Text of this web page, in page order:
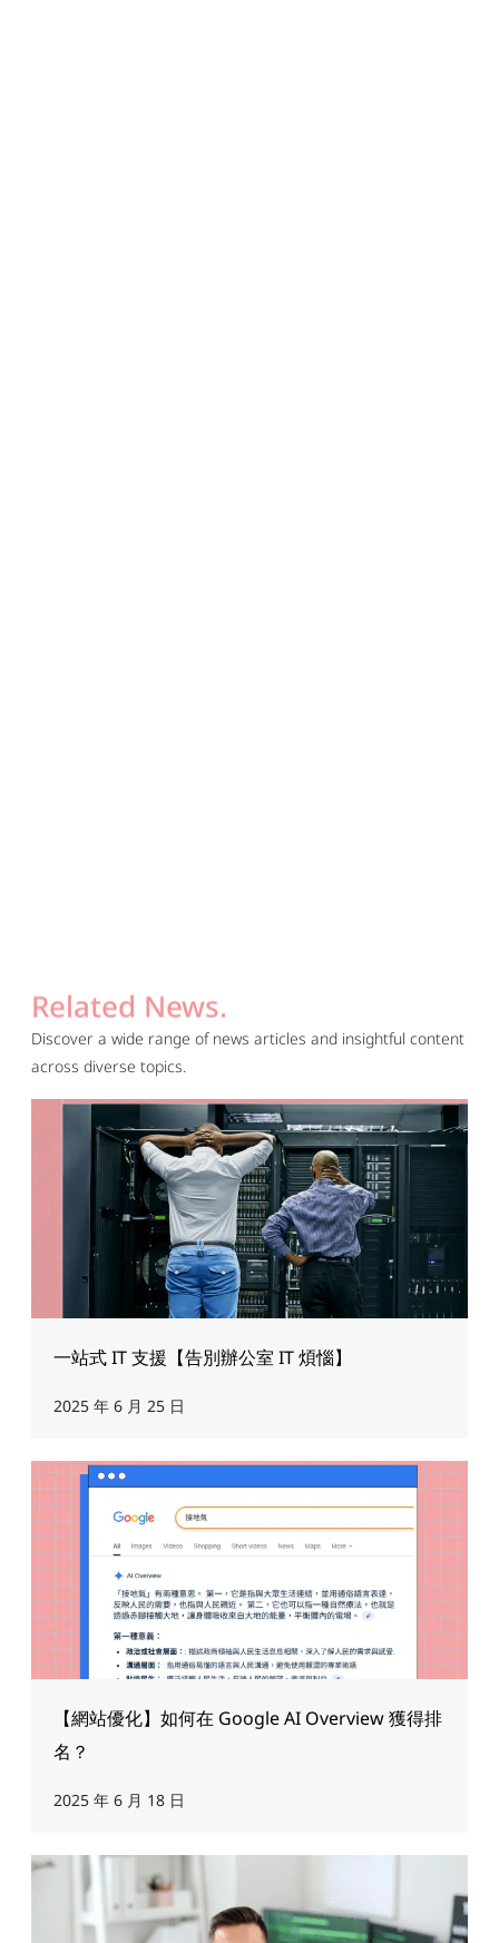
Related News.
Discover a wide range of news articles and insightful content
across diverse topics.
一站式 IT 支援【告別辦公室 IT 煩惱】
2025 年 6 月 25 日
【網站優化】如何在 Google AI Overview 獲得排
名？
2025 年 6 月 18 日